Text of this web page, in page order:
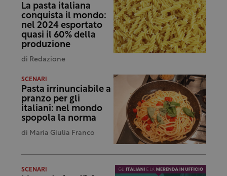
La pasta italiana
conquista il mondo:
nel 2024 esportato
quasi il 60% della
produzione
di Redazione
SCENARI
Pasta irrinunciabile a
pranzo per gli
italiani: nel mondo
spopola la norma
di Maria Giulia Franco
SCENARI